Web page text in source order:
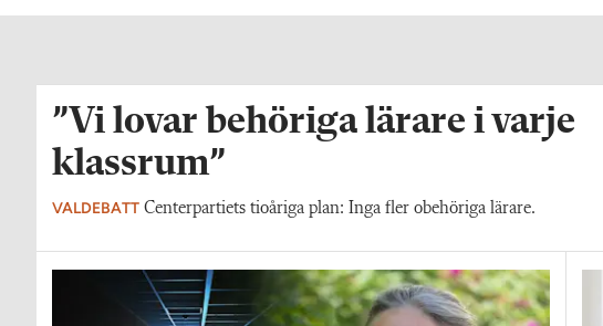
”Vi lovar behöriga lärare i varje
klassrum”
VALDEBATT Centerpartiets tioåriga plan: Inga fler obehöriga lärare.